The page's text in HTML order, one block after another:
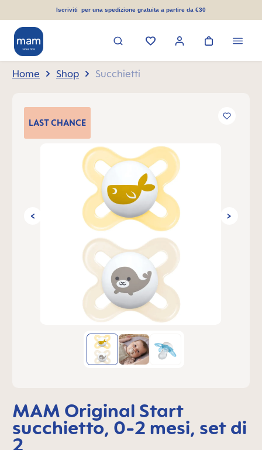
principaleIscriviti per una spedizione gratuita a partire da €30
Home Shop Succhietti
LASTCHANCE
MAM Original Start
succhietto, 0-2 mesi, set di
2